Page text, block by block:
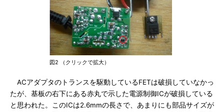
図2 （クリックで拡大）
ACアダプタのトランスを駆動しているFETは破損していなかっ
たが、基板の右下にある赤丸で示した電源制御ICが破損している
と思われた。このICは2.6mmの長さで、あまりにも部品サイズが